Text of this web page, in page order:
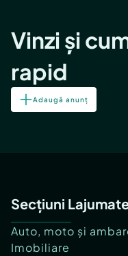
Vinzi și
rapid
Adaugă anunț
Secțiuni
Auto, moto și
Imobiliare